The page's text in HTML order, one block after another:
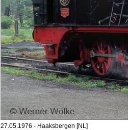
27.05.1976 - Haaksbergen [NL]